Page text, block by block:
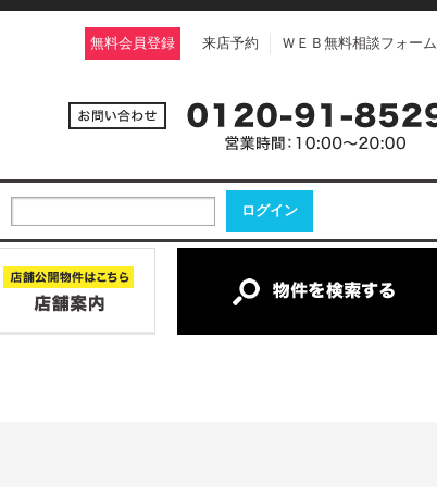
無料会員登録 来店予約 ＷＥＢ無料相談フォーム